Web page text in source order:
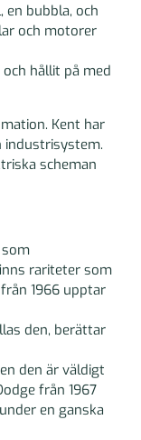
en bubbla, och
och motorer
hållit på med
Kent har
industrisystem.
scheman
rariteter som
1966 upptar
den, berättar
den är väldigt
från 1967
en ganska